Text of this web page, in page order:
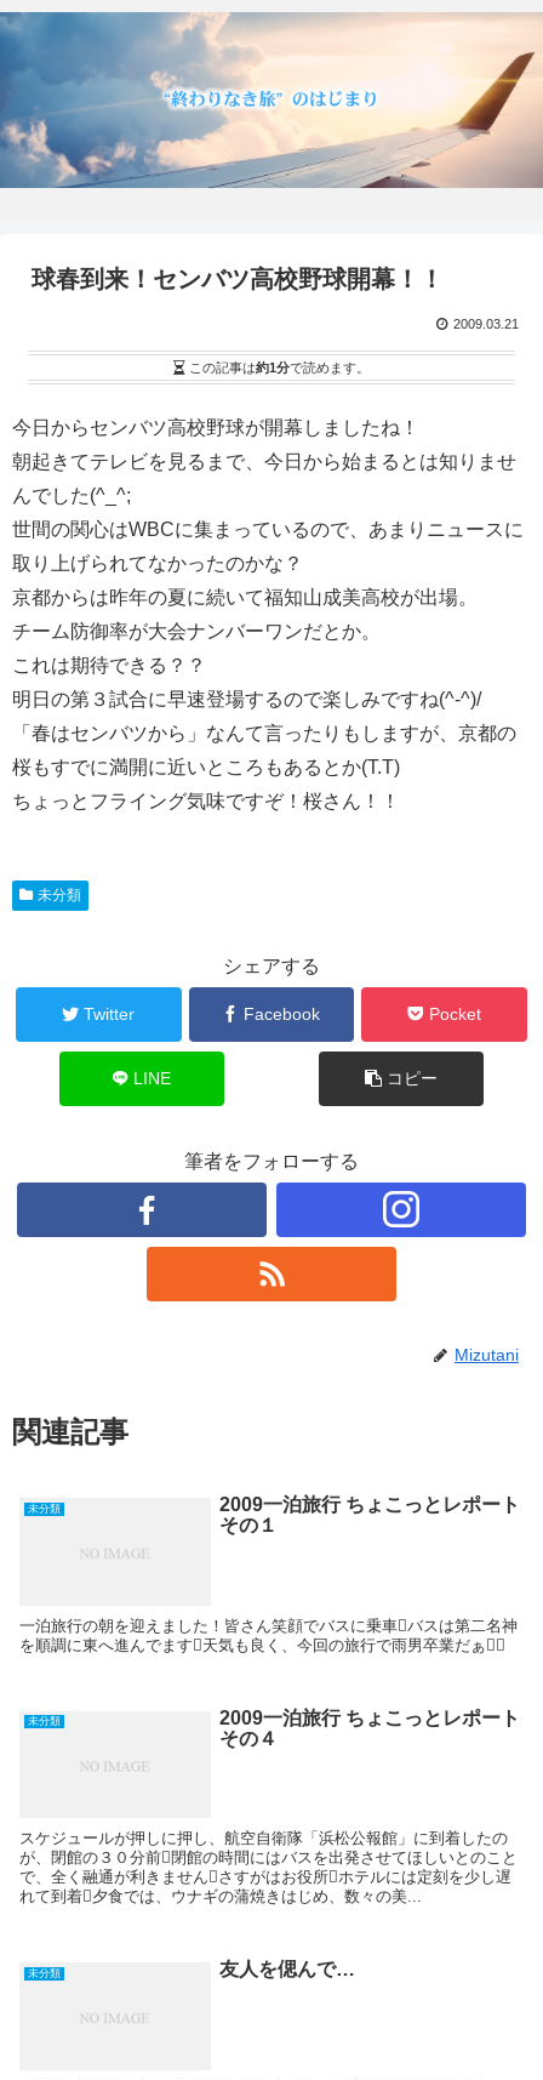
球春到来！センバツ高校野球開幕！！
2009.03.21
この記事は約1分で読めます。
今日からセンバツ高校野球が開幕しましたね！
朝起きてテレビを見るまで、今日から始まるとは知りませ
んでした(^_^;
世間の関心はWBCに集まっているので、あまりニュースに
取り上げられてなかったのかな？
京都からは昨年の夏に続いて福知山成美高校が出場。
チーム防御率が大会ナンバーワンだとか。
これは期待できる？？
明日の第３試合に早速登場するので楽しみですね(^-^)/
「春はセンバツから」なんて言ったりもしますが、京都の
桜もすでに満開に近いところもあるとか(T.T)
ちょっとフライング気味ですぞ！桜さん！！
未分類
シェアする
Twitter Facebook Pocket
LINE コピー
筆者をフォローする
Mizutani
関連記事
未分類
2009一泊旅行 ちょこっとレポート
その１
一泊旅行の朝を迎えました！皆さん笑顔でバスに乗車バスは第二名神
を順調に東へ進んでます天気も良く、今回の旅行で雨男卒業だぁ
未分類
2009一泊旅行 ちょこっとレポート
その４
スケジュールが押しに押し、航空自衛隊「浜松公報館」に到着したの
が、閉館の３０分前閉館の時間にはバスを出発させてほしいとのこと
で、全く融通が利きませんさすがはお役所ホテルには定刻を少し遅
れて到着夕食では、ウナギの蒲焼きはじめ、数々の美...
未分類 友人を偲んで…